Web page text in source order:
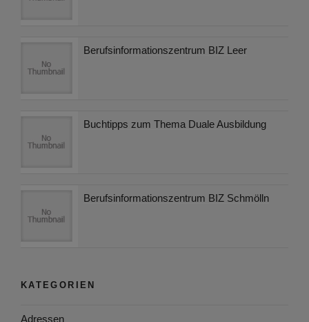
Berufsinformationszentrum BIZ Leer
Buchtipps zum Thema Duale Ausbildung
Berufsinformationszentrum BIZ Schmölln
KATEGORIEN
Adressen